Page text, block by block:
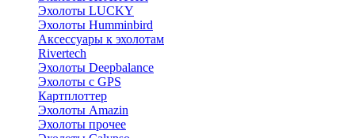
Эхолоты LUCKY
Эхолоты Humminbird
Аксессуары к эхолотам
Rivertech
Эхолоты Deepbalance
Эхолоты с GPS
Картплоттер
Эхолоты Amazin
Эхолоты прочее